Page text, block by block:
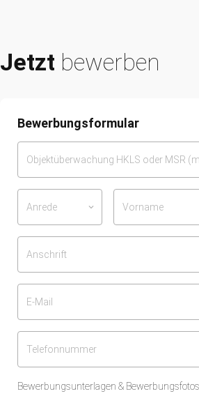
Jetzt bewerben
Bewerbungsformular
Anrede keyboard_arrow_down
Bewerbungsunterlagen &